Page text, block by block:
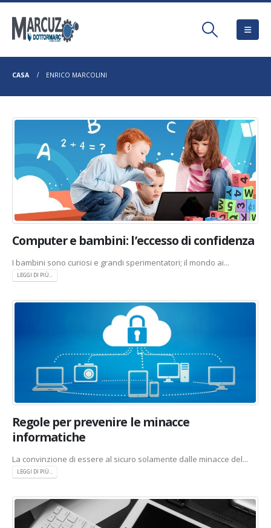
CASA ENRICO MARCOLINI
Computer e bambini: l’eccesso di confidenza
I bambini sono curiosi e grandi sperimentatori; il mondo ai...
LEGGI DI PIÙ...
Regole per prevenire le minacce
informatiche
La convinzione di essere al sicuro solamente dalle minacce del...
LEGGI DI PIÙ...